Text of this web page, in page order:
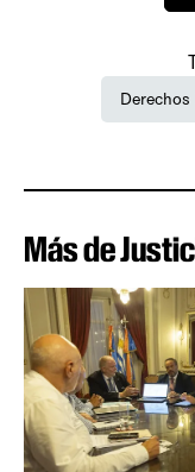
Más de